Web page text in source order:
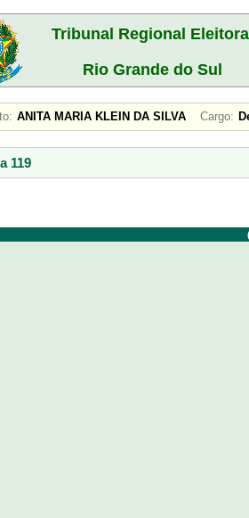
Tribunal Regional
Rio Grande do Sul
ANITA MARIA KLEIN DA SILVA Cargo:
119